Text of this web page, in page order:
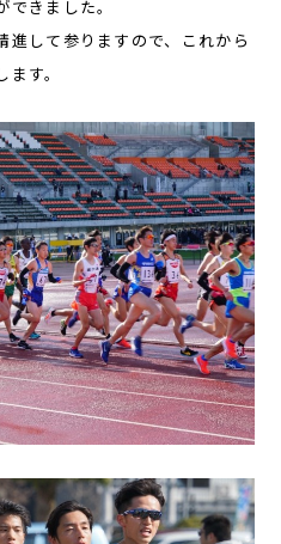
きました。
進して参りますので、これから
す。